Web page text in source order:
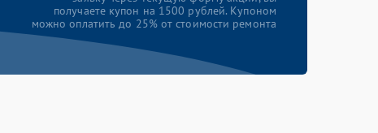
получаете купон на 1500 рублей. Купоном
можно оплатить до 25% от стоимости ремонта